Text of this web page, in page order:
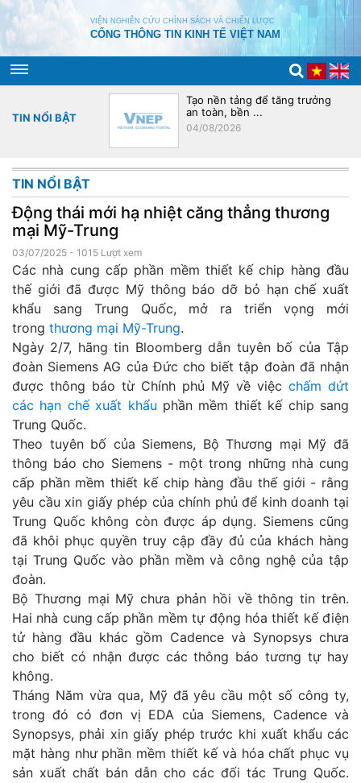
VIỆN NGHIÊN CỨU CHÍNH SÁCH VÀ CHIẾN LƯỢC
CỔNG THÔNG TIN KINH TẾ VIỆT NAM
TIN NỔI BẬT
Tạo nền tảng để tăng trưởng
an toàn, bền ...
04/08/2026
TIN NỔI BẬT
Động thái mới hạ nhiệt căng thẳng thương
mại Mỹ-Trung
03/07/2025 - 1015 Lượt xem
Các nhà cung cấp phần mềm thiết kế chip hàng đầu
thế giới đã được Mỹ thông báo dỡ bỏ hạn chế xuất
khẩu sang Trung Quốc, mở ra triển vọng mới
trong thương mại Mỹ-Trung.
Ngày 2/7, hãng tin Bloomberg dẫn tuyên bố của Tập
đoàn Siemens AG của Đức cho biết tập đoàn đã nhận
được thông báo từ Chính phủ Mỹ về việc chấm dứt
các hạn chế xuất khẩu phần mềm thiết kế chip sang
Trung Quốc.
Theo tuyên bố của Siemens, Bộ Thương mại Mỹ đã
thông báo cho Siemens - một trong những nhà cung
cấp phần mềm thiết kế chip hàng đầu thế giới - rằng
yêu cầu xin giấy phép của chính phủ để kinh doanh tại
Trung Quốc không còn được áp dụng. Siemens cũng
đã khôi phục quyền truy cập đầy đủ của khách hàng
tại Trung Quốc vào phần mềm và công nghệ của tập
đoàn.
Bộ Thương mại Mỹ chưa phản hồi về thông tin trên.
Hai nhà cung cấp phần mềm tự động hóa thiết kế điện
tử hàng đầu khác gồm Cadence và Synopsys chưa
cho biết có nhận được các thông báo tương tự hay
không.
Tháng Năm vừa qua, Mỹ đã yêu cầu một số công ty,
trong đó có đơn vị EDA của Siemens, Cadence và
Synopsys, phải xin giấy phép trước khi xuất khẩu các
mặt hàng như phần mềm thiết kế và hóa chất phục vụ
sản xuất chất bán dẫn cho các đối tác Trung Quốc.